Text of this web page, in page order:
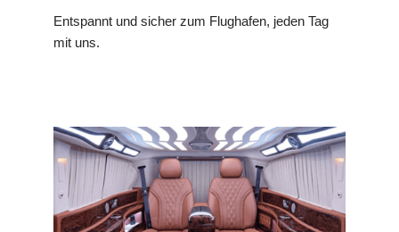
Entspannt und sicher zum Flughafen, jeden Tag
mit uns.